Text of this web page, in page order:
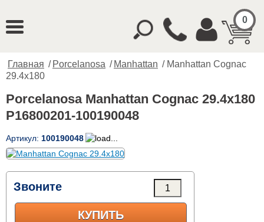
0
Главная / Porcelanosa / Manhattan / Manhattan Cognac
29.4x180
Porcelanosa Manhattan Cognac 29.4x180
P16800201-100190048
Артикул: 100190048
Звоните
КУПИТЬ